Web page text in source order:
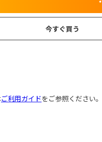
今すぐ買う
ご利用ガイドをご参照ください。